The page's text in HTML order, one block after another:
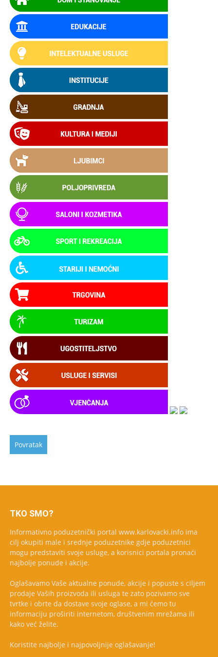
TKO SMO?
Informativno poduzetnički portal www.karlovacki.info ima
cilj okupiti male i srednje poduzetnike gdje poduzetnici
mogu predstaviti svoje usluge, a korisnici portala pronaći
najbolje ponude i akcije.
Oglašavamo Vaše aktualne ponude, akcije i popuste s ciljem
prodaje Vaših proizvoda ili usluga te zato pozivamo sve
tvrtke i obrte da dostave svoje oglase, a mi ćemo tu
informaciju proširiti internetom, društvenim mrežama ili
kako već želite.
Koristite najbolje i najpovoljnije oglašavanje!